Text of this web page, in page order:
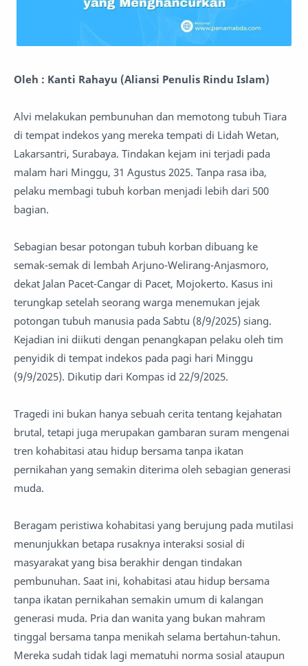
Oleh : Kanti Rahayu (Aliansi Penulis Rindu Islam)
Alvi melakukan pembunuhan dan memotong tubuh Tiara
di tempat indekos yang mereka tempati di Lidah Wetan,
Lakarsantri, Surabaya. Tindakan kejam ini terjadi pada
malam hari Minggu, 31 Agustus 2025. Tanpa rasa iba,
pelaku membagi tubuh korban menjadi lebih dari 500
bagian.
Sebagian besar potongan tubuh korban dibuang ke
semak-semak di lembah Arjuno-Welirang-Anjasmoro,
dekat Jalan Pacet-Cangar di Pacet, Mojokerto. Kasus ini
terungkap setelah seorang warga menemukan jejak
potongan tubuh manusia pada Sabtu (8/9/2025) siang.
Kejadian ini diikuti dengan penangkapan pelaku oleh tim
penyidik di tempat indekos pada pagi hari Minggu
(9/9/2025). Dikutip dari Kompas id 22/9/2025.
Tragedi ini bukan hanya sebuah cerita tentang kejahatan
brutal, tetapi juga merupakan gambaran suram mengenai
tren kohabitasi atau hidup bersama tanpa ikatan
pernikahan yang semakin diterima oleh sebagian generasi
muda.
Beragam peristiwa kohabitasi yang berujung pada mutilasi
menunjukkan betapa rusaknya interaksi sosial di
masyarakat yang bisa berakhir dengan tindakan
pembunuhan. Saat ini, kohabitasi atau hidup bersama
tanpa ikatan pernikahan semakin umum di kalangan
generasi muda. Pria dan wanita yang bukan mahram
tinggal bersama tanpa menikah selama bertahun-tahun.
Mereka sudah tidak lagi mematuhi norma sosial ataupun